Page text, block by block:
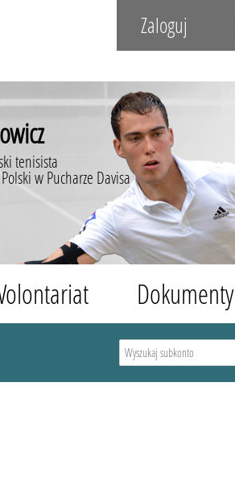
Zaloguj
tenisista
w Pucharze Davisa
Dokumenty